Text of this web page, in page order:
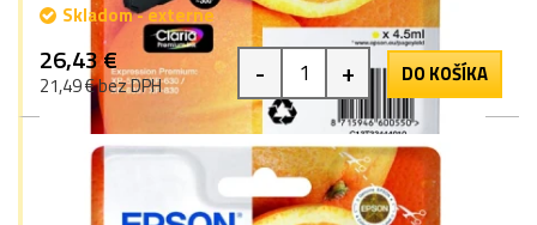
Skladom - externe
26,43 €
21,49 € bez DPH - + DO KOŠÍKA